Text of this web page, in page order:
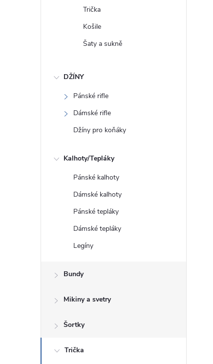
Trička
Košile
Šaty a sukně
DŽÍNY
Pánské rifle
Dámské rifle
Džíny pro koňáky
Kalhoty/Tepláky
Pánské kalhoty
Dámské kalhoty
Pánské tepláky
Dámské tepláky
Legíny
Bundy
Mikiny a svetry
Šortky
Trička